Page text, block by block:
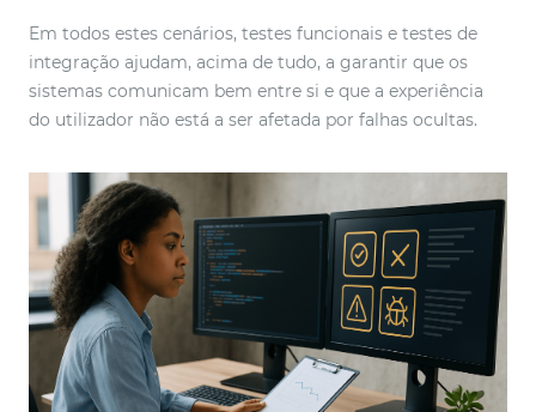
Em todos estes cenários, testes funcionais e testes de
integração ajudam, acima de tudo, a garantir que os
sistemas comunicam bem entre si e que a experiência
do utilizador não está a ser afetada por falhas ocultas.